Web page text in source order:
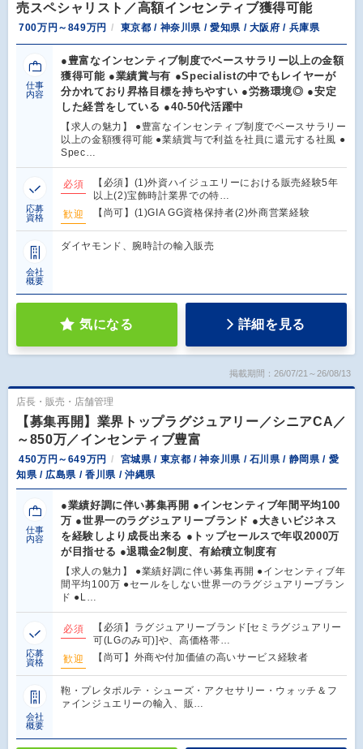
売スペシャリスト／高額インセンティブ獲得可能
700万円～849万円 東京都 / 神奈川県 / 愛知県 / 大阪府 / 兵庫県
仕事
内容
●豊富なインセンティブ制度でベースサラリー以上の金額
獲得可能 ●業績賞与有 ●Specialistの中でもレイヤーが
分かれており昇格目標を持ちやすい ●労務環境◎ ●安定
した経営をしている ●40-50代活躍中
【求人の魅力】 ●豊富なインセンティブ制度でベースサラリー
以上の金額獲得可能 ●業績賞与で利益を社員に還元する社風 ●
Spec…
応募
資格
必須
【必須】(1)外資ハイジュエリーにおける販売経験5年
以上(2)宝飾時計業界での特…
歓迎
【尚可】(1)GIA GG資格保持者(2)外商営業経験
会社
概要
ダイヤモンド、腕時計の輸入販売
気になる 詳細を見る
掲載期間：26/07/21～26/08/13
店長・販売・店舗管理
【募集再開】業界トップラグジュアリー／シニアCA／
～850万／インセンティブ豊富
450万円～649万円
宮城県 / 東京都 / 神奈川県 / 石川県 / 静岡県 / 愛
知県 / 広島県 / 香川県 / 沖縄県
仕事
内容
●業績好調に伴い募集再開 ●インセンティブ年間平均100
万 ●世界一のラグジュアリーブランド ●大きいビジネス
を経験しより成長出来る ●トップセールスで年収2000万
が目指せる ●退職金2制度、有給積立制度有
【求人の魅力】 ●業績好調に伴い募集再開 ●インセンティブ年
間平均100万 ●セールをしない世界一のラグジュアリーブラン
ド ●L…
応募
資格
必須
【必須】ラグジュアリーブランド[セミラグジュアリー
可(LGのみ可)]や、高価格帯…
歓迎
【尚可】外商や付加価値の高いサービス経験者
会社
概要
鞄・プレタポルテ・シューズ・アクセサリー・ウォッチ＆フ
ァインジュエリーの輸入、販…